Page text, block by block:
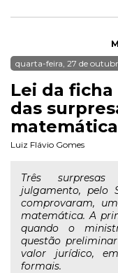
quarta-feira, 27 de
Lei da
das
matemática
Luiz Flávio Gomes
Três
julgamento, pelo
comprovaram,
matemática. A
quando o
questão
valor jurídico,
formais.